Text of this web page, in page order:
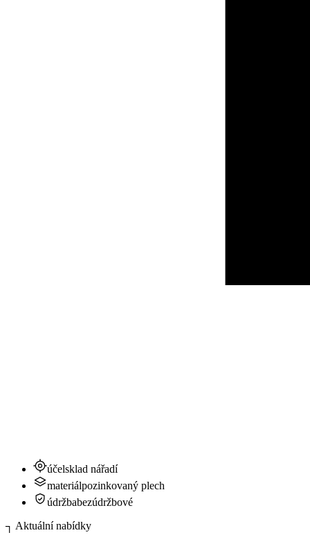
účelsklad nářadí
materiálpozinkovaný plech
údržbabezúdržbové
┐ Aktuální nabídky